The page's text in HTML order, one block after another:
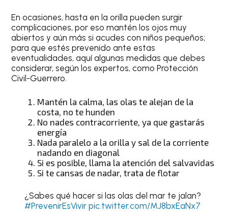
En ocasiones, hasta en la orilla pueden surgir
complicaciones, por eso mantén los ojos muy
abiertos y aún más si acudes con niños pequeños;
para que estés prevenido ante estas
eventualidades, aquí algunas medidas que debes
considerar, según los expertos, como Protección
Civil-Guerrero.
Mantén la calma, las olas te alejan de la
costa, no te hunden
No nades contracorriente, ya que gastarás
energía
Nada paralelo a la orilla y sal de la corriente
nadando en diagonal
Si es posible, llama la atención del salvavidas
Si te cansas de nadar, trata de flotar
¿Sabes qué hacer si las olas del mar te jalan?
#PrevenirEsVivir pic.twitter.com/MJ8bxEaNx7